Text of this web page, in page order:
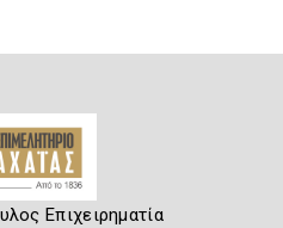
Επιχειρηματία